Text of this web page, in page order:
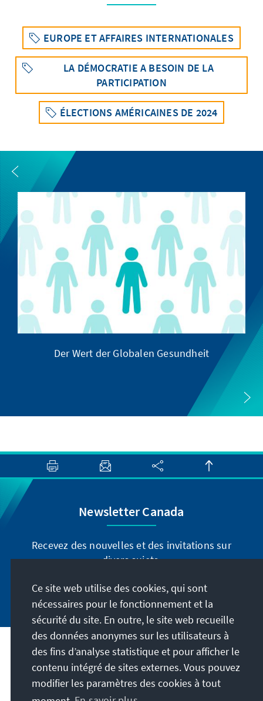
EUROPE ET AFFAIRES INTERNATIONALES
LA DÉMOCRATIE A BESOIN DE LA
PARTICIPATION
ÉLECTIONS AMÉRICAINES DE 2024
Der Wert der Globalen Gesundheit
Newsletter Canada
Recevez des nouvelles et des invitations sur
divers sujets.
Inscrivez-vous maintenant
Adresse
Contact
Ce site web utilise des cookies, qui sont
nécessaires pour le fonctionnement et la
sécurité du site. En outre, le site web recueille
des données anonymes sur les utilisateurs à
des fins d’analyse statistique et pour afficher le
contenu intégré de sites externes. Vous pouvez
modifier les paramètres des cookies à tout